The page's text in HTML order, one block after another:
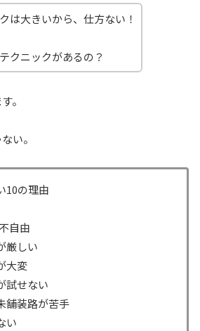
は大きいから、仕方ない！
クニックがあるの？
。
い。
10の理由
自由
厳しい
大変
試せない
舗装路が苦手
い